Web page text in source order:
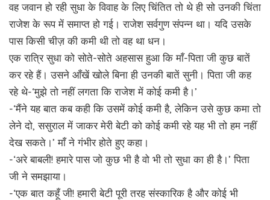
वह जवान हो रही सुधा के विवाह के लिए चिंतित तो थे ही सो उनकी चिंता
राजेश के रूप में समाप्त हो गई। राजेश सर्वगुण संपन्न था। यदि उसके
पास किसी चीज़ की कमी थी तो वह था धन।
एक रात्रि सुधा को सोते-सोते अहसास हुआ कि माँ-पिता जी कुछ बातें
कर रहे हैं। उसने आँखें खोले बिना ही उनकी बातें सुनी। पिता जी कह
रहे थे-‘मुझे तो नहीं लगता कि राजेश में कोई कमी है।’
-‘मैंने यह बात कब कही कि उसमें कोई कमी है, लेकिन उसे कुछ कमा तो
लेने दो, ससुराल में जाकर मेरी बेटी को कोई कमी रहे यह भी तो हम नहीं
देख सकते।’ माँ ने गंभीर होते हुए कहा।
-‘अरे बाबली! हमारे पास जो कुछ भी है वो भी तो सुधा का ही है।’ पिता
जी ने समझाया।
-‘एक बात कहूँ जी! हमारी बेटी पूरी तरह संस्कारिक है और कोई भी